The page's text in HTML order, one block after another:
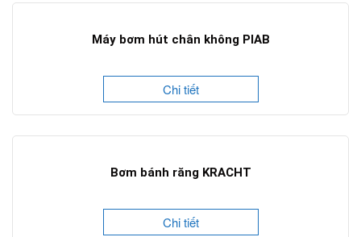
Máy bơm hút chân không PIAB
Chi tiết
Bơm bánh răng KRACHT
Chi tiết